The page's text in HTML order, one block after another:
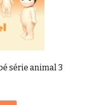
série animal 3